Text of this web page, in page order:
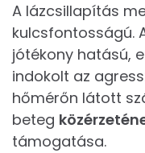
A lázcsillapítás
kulcsfontosságú.
jótékony hatású,
indokolt az
hőmérőn látott
beteg
támogatása.